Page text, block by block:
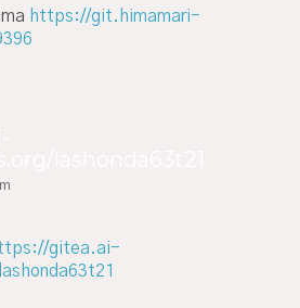
https://git.himamari-
gitea.ai-